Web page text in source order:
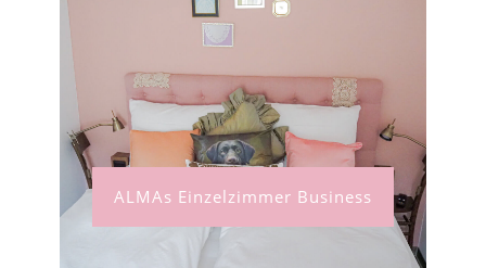
ALMAs Einzelzimmer Business